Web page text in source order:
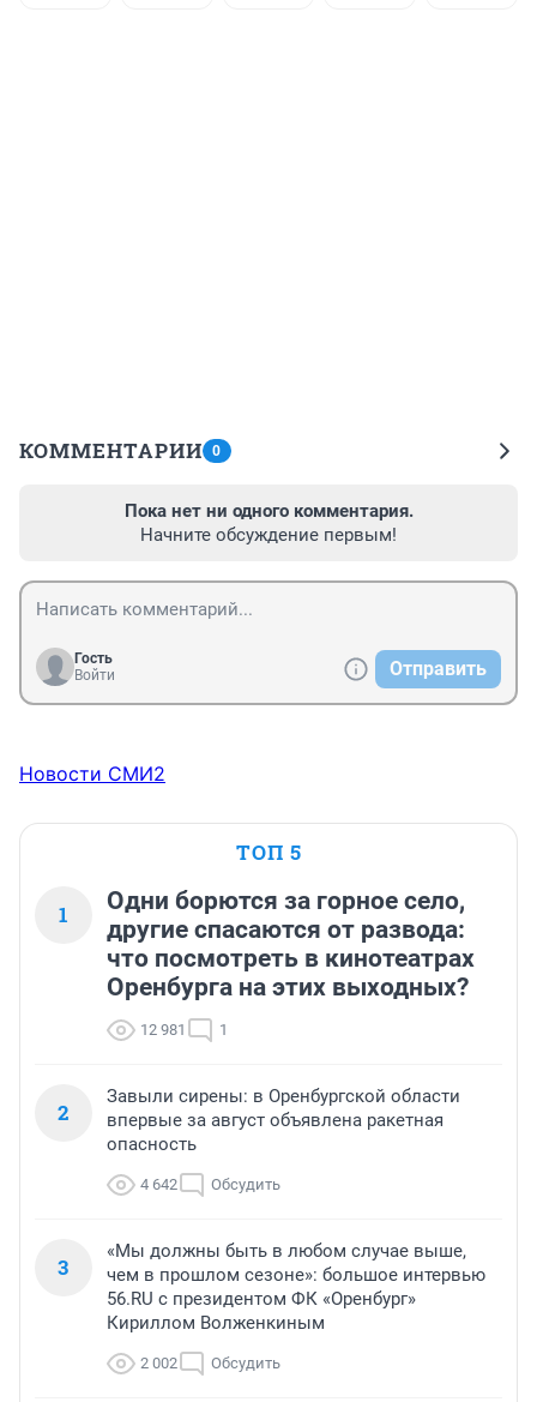
КОММЕНТАРИИ 0
Пока нет ни одного комментария.
Начните обсуждение первым!
Гость
Войти
Отправить
Новости СМИ2
ТОП 5
1
Одни борются за горное село,
другие спасаются от развода:
что посмотреть в кинотеатрах
Оренбурга на этих выходных?
12 981 1
2
Завыли сирены: в Оренбургской области
впервые за август объявлена ракетная
опасность
4 642 Обсудить
3
«Мы должны быть в любом случае выше,
чем в прошлом сезоне»: большое интервью
56.RU с президентом ФК «Оренбург»
Кириллом Волженкиным
2 002 Обсудить